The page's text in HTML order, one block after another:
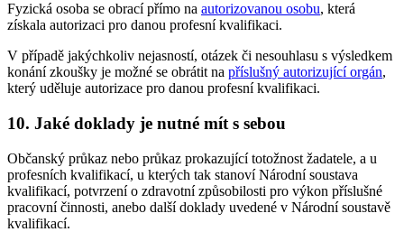
Fyzická osoba se obrací přímo na autorizovanou osobu, která
získala autorizaci pro danou profesní kvalifikaci.
V případě jakýchkoliv nejasností, otázek či nesouhlasu s výsledkem
konání zkoušky je možné se obrátit na příslušný autorizující orgán,
který uděluje autorizace pro danou profesní kvalifikaci.
10. Jaké doklady je nutné mít s sebou
Občanský průkaz nebo průkaz prokazující totožnost žadatele, a u
profesních kvalifikací, u kterých tak stanoví Národní soustava
kvalifikací, potvrzení o zdravotní způsobilosti pro výkon příslušné
pracovní činnosti, anebo další doklady uvedené v Národní soustavě
kvalifikací.